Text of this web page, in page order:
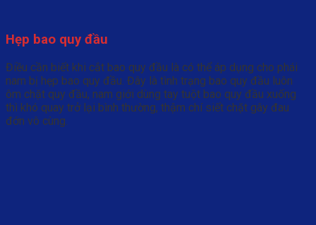
Hẹp bao quy đầu
Điều cần biết khi cắt bao quy đầu là có thể áp dụng cho phái
nam bị hẹp bao quy đầu. Đây là tình trạng bao quy đầu luôn
ôm chặt quy đầu, nam giới dùng tay tuột bao quy đầu xuống
thì khó quay trở lại bình thường, thậm chí siết chặt gây đau
đớn vô cùng.